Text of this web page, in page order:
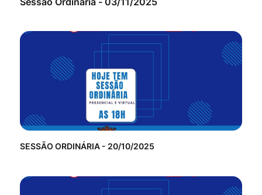
SESSÃO ORDINÁRIA - 20/10/2025